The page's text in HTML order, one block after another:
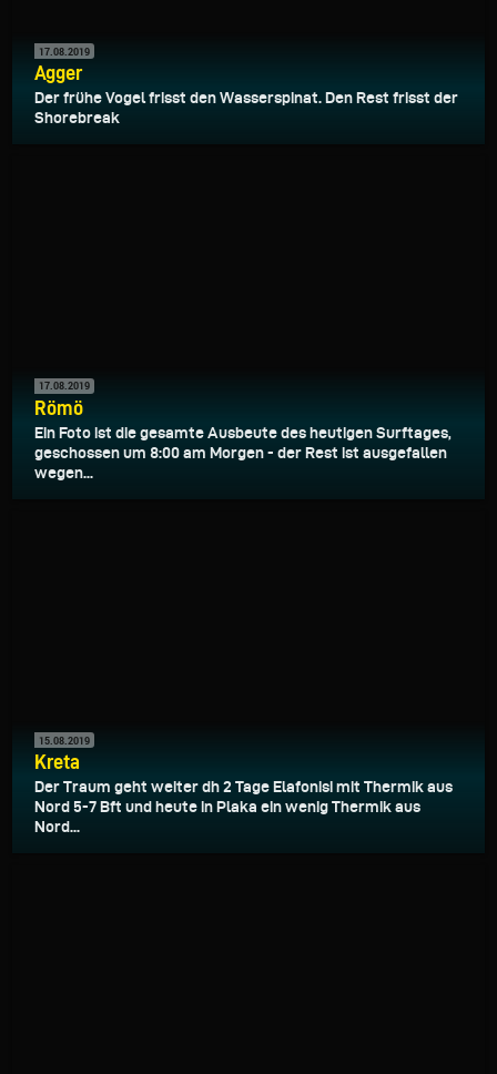
17.08.2019
Agger
Der frühe Vogel frisst den Wasserspinat. Den Rest frisst der
Shorebreak
17.08.2019
Römö
Ein Foto ist die gesamte Ausbeute des heutigen Surftages,
geschossen um 8:00 am Morgen - der Rest ist ausgefallen
wegen...
15.08.2019
Kreta
Der Traum geht weiter dh 2 Tage Elafonisi mit Thermik aus
Nord 5-7 Bft und heute in Plaka ein wenig Thermik aus
Nord...